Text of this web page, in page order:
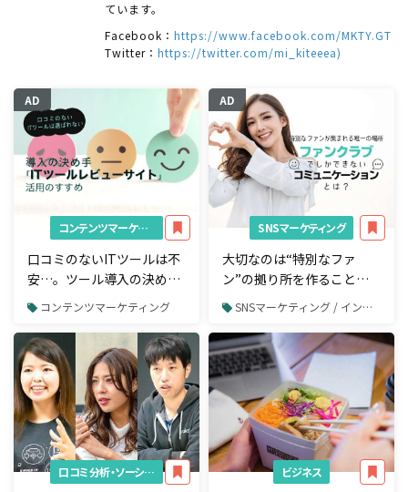
ています。
Facebook： https://www.facebook.com/MKTY.GT
Twitter： https://twitter.com/mi_kiteeea)
AD
コンテンツマーケティング
口コミのないITツールは不
安…。ツール導入の決め手
となるレビューサイトとは
コンテンツマーケティング
AD
SNSマーケティング
大切なのは“特別なファ
ン”の拠り所を作ること。
セルフブランディングに役
立つファンクラブ作成方法
SNSマーケティング / インフルエンサーマーケティング
口コミ分析・ソーシャルリスニング ビジネス